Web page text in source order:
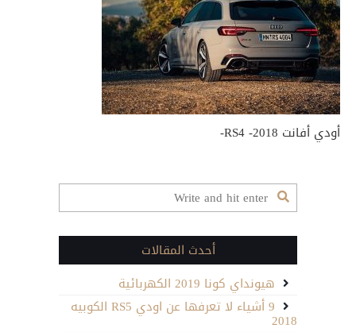
مغلقة
أودي أفانت RS4 -2018-
أحدث المقالات
هيونداي كونا 2019 الكهربائية
9 أشياء لا تعرفها عن اودي RS5 الكوبيه
2018